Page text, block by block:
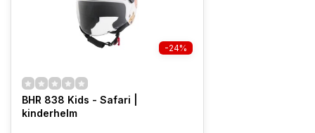
-24%
BHR 838 Kids - Safari |
kinderhelm